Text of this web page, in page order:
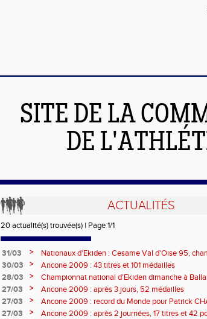
SITE DE LA
DE
ACTUALITÉS
20 actualité(s) trouvée(s) | Page 1/1
31/03 >
Nationaux d'Ekiden : Cesame Val d'Oise 95,
30/03
>
Ancone 2009 : 43 titres et 101 médailles
28/03
>
Championnat national d'Ekiden dimanche à
27/03
>
Ancone 2009 : après 3 jours, 52 médailles
27/03
> Ancone 2009 : record du Monde pour Patrick
27/03 >
Ancone 2009 : après 2 journées, 17 titres et 42